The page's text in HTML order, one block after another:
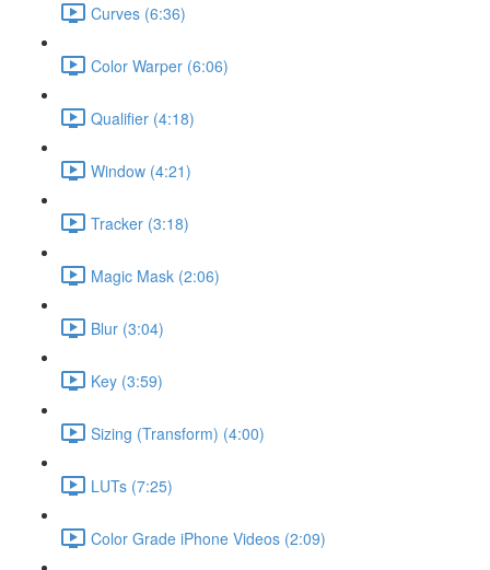
Curves (6:36)
Color Warper (6:06)
Qualifier (4:18)
Window (4:21)
Tracker (3:18)
Magic Mask (2:06)
Blur (3:04)
Key (3:59)
Sizing (Transform) (4:00)
LUTs (7:25)
Color Grade iPhone Videos (2:09)